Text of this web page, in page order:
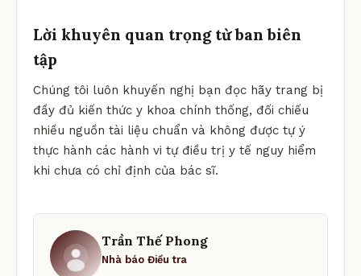
Lời khuyên quan trọng từ ban biên
tập
Chúng tôi luôn khuyến nghị bạn đọc hãy trang bị
đầy đủ kiến thức y khoa chính thống, đối chiếu
nhiều nguồn tài liệu chuẩn và không được tự ý
thực hành các hành vi tự điều trị y tế nguy hiểm
khi chưa có chỉ định của bác sĩ.
Trần Thế Phong
Nhà báo Điều tra